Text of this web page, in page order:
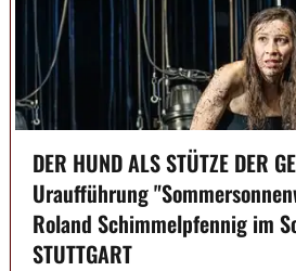
DER HUND ALS STÜTZE DER
Uraufführung
Roland Schimmelpfennig im
STUTTGART